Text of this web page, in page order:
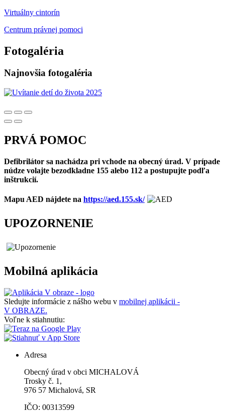
Virtuálny cintorín
Centrum právnej pomoci
Fotogaléria
Najnovšia fotogaléria
PRVÁ POMOC
Defibrilátor sa nachádza pri vchode na obecný úrad. V prípade
núdze volajte bezodkladne 155 alebo 112 a postupujte podľa
inštrukcií.
Mapu AED nájdete na https://aed.155.sk/
UPOZORNENIE
Mobilná aplikácia
Sledujte informácie z nášho webu v mobilnej aplikácii -
V OBRAZE.
Voľne k stiahnutiu:
Adresa
Obecný úrad v obci MICHALOVÁ
Trosky č. 1,
976 57 Michalová, SR
IČO: 00313599